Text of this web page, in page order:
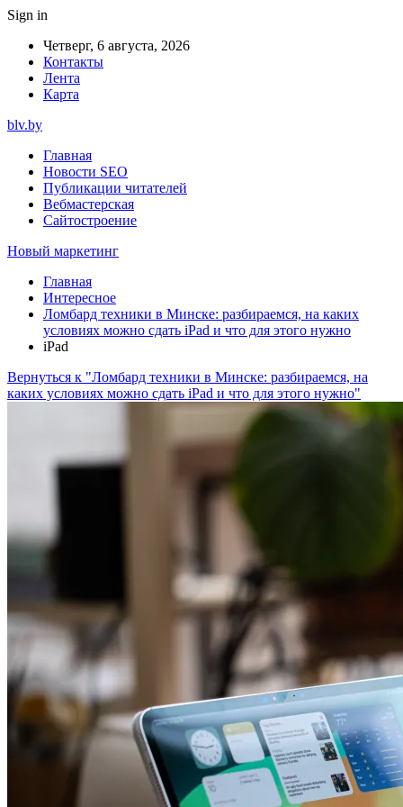
Sign in
Четверг, 6 августа, 2026
Контакты
Лента
Карта
blv.by
Главная
Новости SEO
Публикации читателей
Вебмастерская
Сайтостроение
Новый маркетинг
Главная
Интересное
Ломбард техники в Минске: разбираемся, на каких
условиях можно сдать iPad и что для этого нужно
iPad
Вернуться к "Ломбард техники в Минске: разбираемся, на
каких условиях можно сдать iPad и что для этого нужно"